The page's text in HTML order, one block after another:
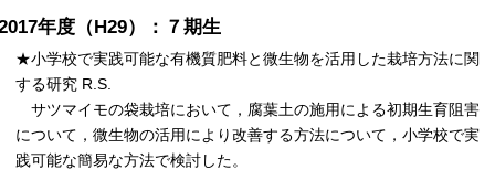
年度（H29）：７期生
★小学校で実践可能な有機質肥料と微生物を活用した栽培方法に関
する研究 R.S.
サツマイモの袋栽培において，腐葉土の施用による初期生育阻害
について，微生物の活用により改善する方法について，小学校で実
践可能な簡易な方法で検討した。